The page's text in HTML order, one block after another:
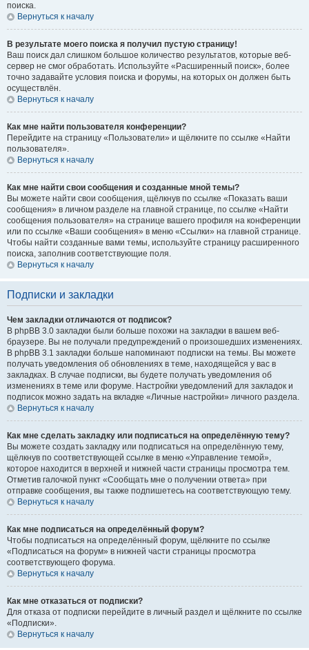
поиска.
Вернуться к началу
В результате моего поиска я получил пустую страницу!
Ваш поиск дал слишком большое количество результатов, которые веб-
сервер не смог обработать. Используйте «Расширенный поиск», более
точно задавайте условия поиска и форумы, на которых он должен быть
осуществлён.
Вернуться к началу
Как мне найти пользователя конференции?
Перейдите на страницу «Пользователи» и щёлкните по ссылке «Найти
пользователя».
Вернуться к началу
Как мне найти свои сообщения и созданные мной темы?
Вы можете найти свои сообщения, щёлкнув по ссылке «Показать ваши
сообщения» в личном разделе на главной странице, по ссылке «Найти
сообщения пользователя» на странице вашего профиля на конференции
или по ссылке «Ваши сообщения» в меню «Ссылки» на главной странице.
Чтобы найти созданные вами темы, используйте страницу расширенного
поиска, заполнив соответствующие поля.
Вернуться к началу
Подписки и закладки
Чем закладки отличаются от подписок?
В phpBB 3.0 закладки были больше похожи на закладки в вашем веб-
браузере. Вы не получали предупреждений о произошедших изменениях.
В phpBB 3.1 закладки больше напоминают подписки на темы. Вы можете
получать уведомления об обновлениях в теме, находящейся у вас в
закладках. В случае подписки, вы будете получать уведомления об
изменениях в теме или форуме. Настройки уведомлений для закладок и
подписок можно задать на вкладке «Личные настройки» личного раздела.
Вернуться к началу
Как мне сделать закладку или подписаться на определённую тему?
Вы можете создать закладку или подписаться на определённую тему,
щёлкнув по соответствующей ссылке в меню «Управление темой»,
которое находится в верхней и нижней части страницы просмотра тем.
Отметив галочкой пункт «Сообщать мне о получении ответа» при
отправке сообщения, вы также подпишетесь на соответствующую тему.
Вернуться к началу
Как мне подписаться на определённый форум?
Чтобы подписаться на определённый форум, щёлкните по ссылке
«Подписаться на форум» в нижней части страницы просмотра
соответствующего форума.
Вернуться к началу
Как мне отказаться от подписки?
Для отказа от подписки перейдите в личный раздел и щёлкните по ссылке
«Подписки».
Вернуться к началу